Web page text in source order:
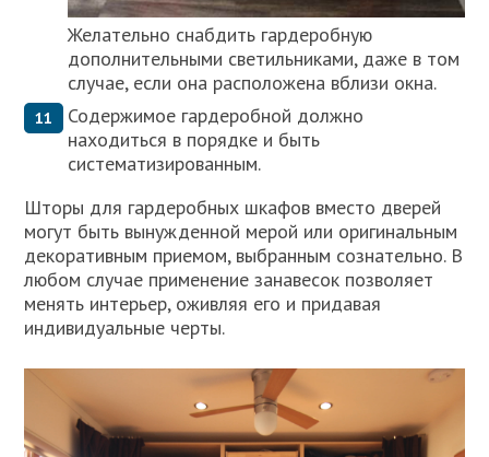
Желательно снабдить гардеробную
дополнительными светильниками, даже в том
случае, если она расположена вблизи окна.
Содержимое гардеробной должно
находиться в порядке и быть
систематизированным.
Шторы для гардеробных шкафов вместо дверей
могут быть вынужденной мерой или оригинальным
декоративным приемом, выбранным сознательно. В
любом случае применение занавесок позволяет
менять интерьер, оживляя его и придавая
индивидуальные черты.